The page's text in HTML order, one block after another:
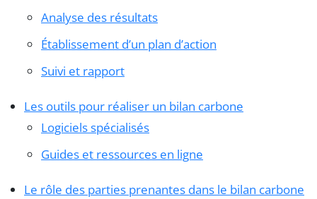
Analyse des résultats
Établissement d’un plan d’action
Suivi et rapport
Les outils pour réaliser un bilan carbone
Logiciels spécialisés
Guides et ressources en ligne
Le rôle des parties prenantes dans le bilan carbone